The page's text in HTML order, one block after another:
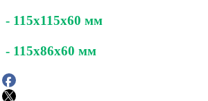
- 115x115x60 мм
- 115x86x60 мм